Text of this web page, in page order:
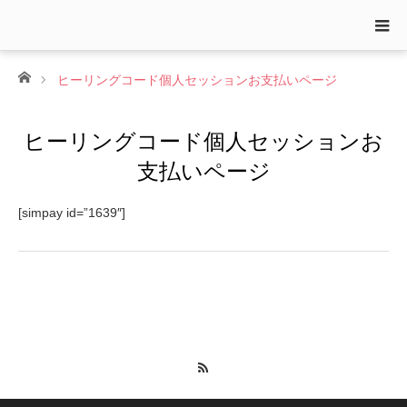
ホームヒーリングコード個人セッションお支払いページ
ヒーリングコード個人セッションお
支払いページ
[simpay id=”1639″]